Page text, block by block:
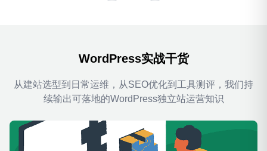
WordPress实战干货
从建站选型到日常运维，从SEO优化到工具测评，我们持
续输出可落地的WordPress独立站运营知识